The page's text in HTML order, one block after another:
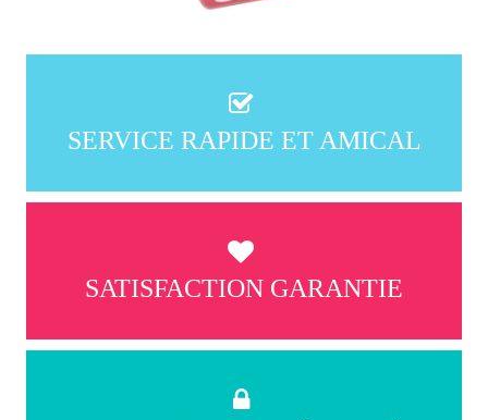
SERVICE RAPIDE ET AMICAL
SATISFACTION GARANTIE